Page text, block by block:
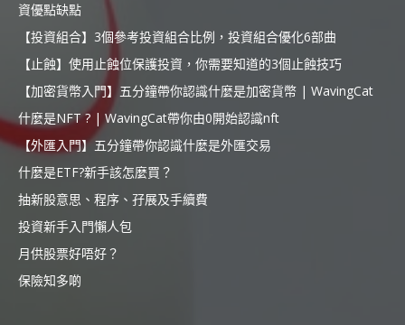
資優點缺點
【投資組合】3個參考投資組合比例，投資組合優化6部曲
【止蝕】使用止蝕位保護投資，你需要知道的3個止蝕技巧
【加密貨幣入門】五分鐘帶你認識什麼是加密貨幣 | WavingCat
什麼是NFT ? | WavingCat帶你由0開始認識nft
【外匯入門】五分鐘帶你認識什麼是外匯交易
什麼是ETF?新手該怎麼買？
抽新股意思、程序、孖展及手續費
投資新手入門懶人包
月供股票好唔好？
保險知多啲